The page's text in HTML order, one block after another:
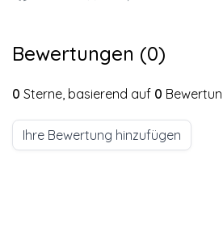
Bewertungen (0)
0 Sterne, basierend auf 0
Ihre Bewertung hinzufügen